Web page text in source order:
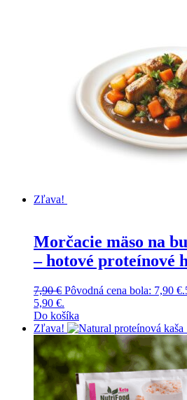
Zľava!
Morčacie mäso na
– hotové proteínové
7,90€ Pôvodná cena bola: 7,90 €.
5,90 €.
Do košíka
Zľava!